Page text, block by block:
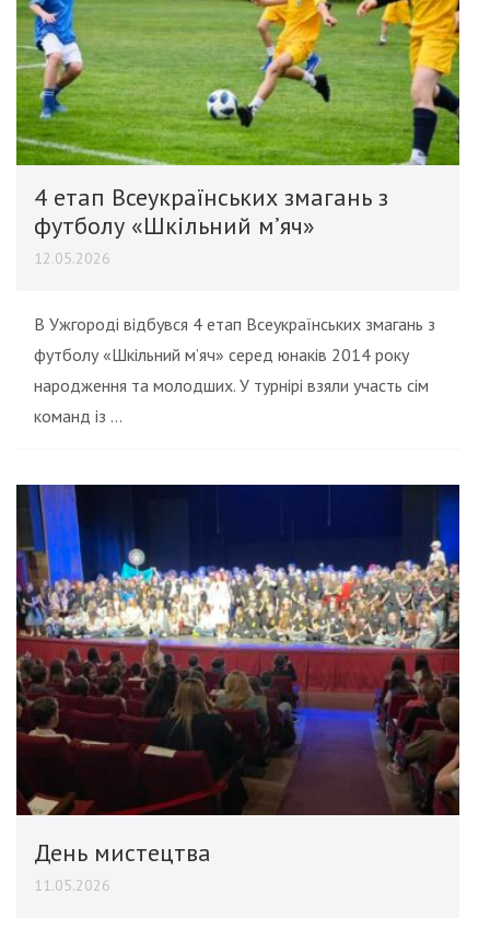
4 етап Всеукраїнських змагань з
футболу «Шкільний м’яч»
12.05.2026
В Ужгороді відбувся 4 етап Всеукраїнських змагань з
футболу «Шкільний м’яч» серед юнаків 2014 року
народження та молодших. У турнірі взяли участь сім
команд із …
День мистецтва
11.05.2026